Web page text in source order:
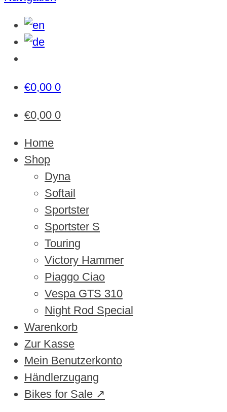
€0,00 0
€0,00 0
Home
Shop
Dyna
Softail
Sportster
Sportster S
Touring
Victory Hammer
Piaggo Ciao
Vespa GTS 310
Night Rod Special
Warenkorb
Zur Kasse
Mein Benutzerkonto
Händlerzugang
Bikes for Sale ↗